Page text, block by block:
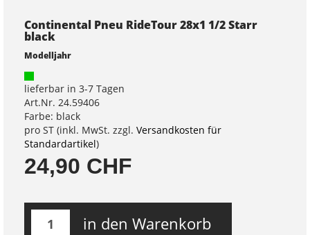
Continental Pneu RideTour 28x1 1/2 Starr
black
Modelljahr
lieferbar in 3-7 Tagen
Art.Nr. 24.59406
Farbe: black
pro ST (inkl. MwSt. zzgl. Versandkosten für
Standardartikel)
24,90 CHF
in den Warenkorb